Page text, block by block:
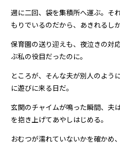
週に二回、袋を集積所へ運ぶ。そ
もりでいるのだから、あきれるし
保育園の送り迎えも、夜泣きの対
ぶ私の役目だったのに。
ところが、そんな夫が別人のよう
に遊びに来る日だ。
玄関のチャイムが鳴った瞬間、夫
を抱き上げてあやしはじめる。
おむつが濡れていないかを確かめ